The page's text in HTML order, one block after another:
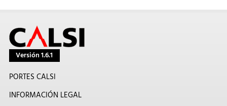
Versión 1.6.1
PORTES CALSI
INFORMACIÓN LEGAL